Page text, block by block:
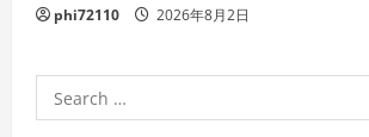
phi72110 2026年8月2日
Search
for: